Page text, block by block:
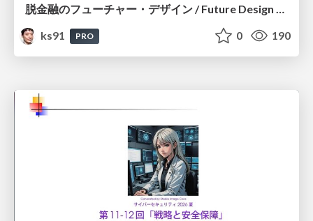
脱金融のフューチャー・デザイン / Future Design Beyond Finance
ks91
PRO 0 190